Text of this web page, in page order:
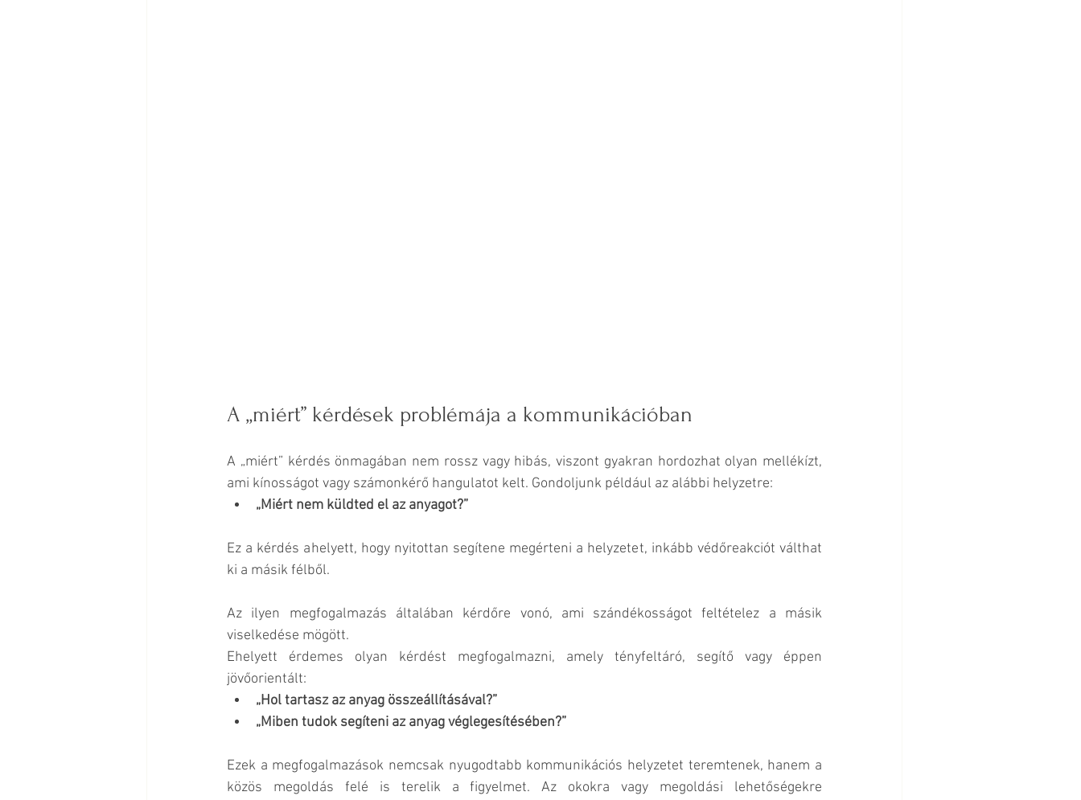
A „miért” kérdések problémája a kommunikációban
A „miért” kérdés önmagában nem rossz vagy hibás, viszont gyakran hordozhat olyan mellékízt,
ami kínosságot vagy számonkérő hangulatot kelt. Gondoljunk például az alábbi helyzetre:
„Miért nem küldted el az anyagot?”
Ez a kérdés ahelyett, hogy nyitottan segítene megérteni a helyzetet, inkább védőreakciót válthat
ki a másik félből.
Az ilyen megfogalmazás általában kérdőre vonó, ami szándékosságot feltételez a másik
viselkedése mögött.
Ehelyett érdemes olyan kérdést megfogalmazni, amely tényfeltáró, segítő vagy éppen
jövőorientált:
„Hol tartasz az anyag összeállításával?”
„Miben tudok segíteni az anyag véglegesítésében?”
Ezek a megfogalmazások nemcsak nyugodtabb kommunikációs helyzetet teremtenek, hanem a
közös megoldás felé is terelik a figyelmet. Az okokra vagy megoldási lehetőségekre